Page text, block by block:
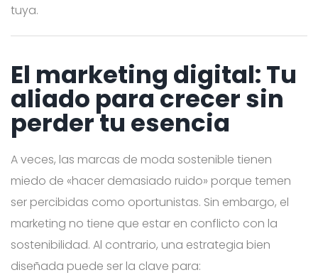
tuya.
El marketing digital: Tu
aliado para crecer sin
perder tu esencia
A veces, las marcas de moda sostenible tienen
miedo de «hacer demasiado ruido» porque temen
ser percibidas como oportunistas. Sin embargo, el
marketing no tiene que estar en conflicto con la
sostenibilidad. Al contrario, una estrategia bien
diseñada puede ser la clave para: